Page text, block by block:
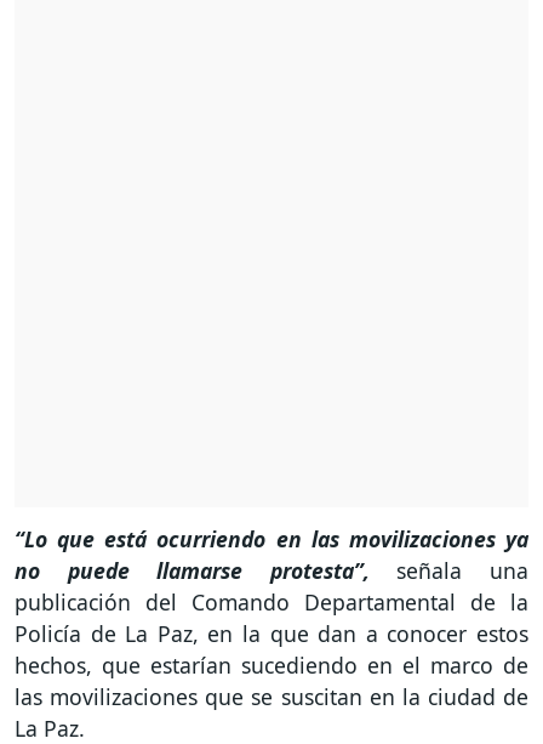
“Lo que está ocurriendo en las movilizaciones ya
no puede llamarse protesta”, señala una
publicación del Comando Departamental de la
Policía de La Paz, en la que dan a conocer estos
hechos, que estarían sucediendo en el marco de
las movilizaciones que se suscitan en la ciudad de
La Paz.